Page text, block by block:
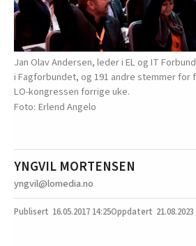
Jan Olav Andersen, leder i EL og IT
i Fagforbundet, og 191 andre stemmer for
LO-kongressen forrige uke.
Erlend Angelo
YNGVIL MORTENSEN
yngvil@lomedia.no
16.05.2017 14:25